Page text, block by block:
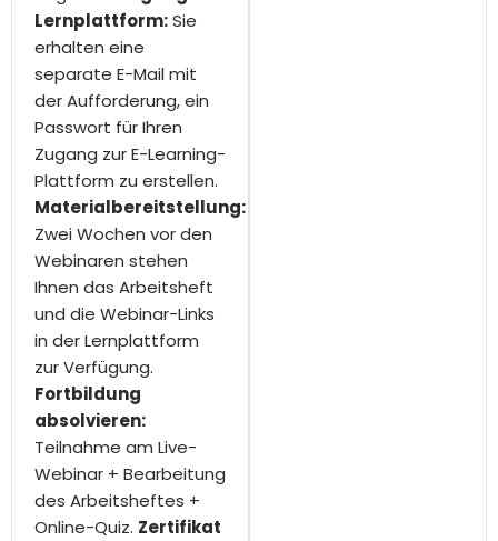
Lernplattform:Sie
erhalten eine
separate E-Mail mit
der Aufforderung, ein
Passwort für Ihren
Zugang zur E-Learning-
Plattform zu erstellen.
Materialbereitstellung:
Zwei Wochen vor den
Webinaren stehen
Ihnen das Arbeitsheft
und die Webinar-Links
in der Lernplattform
zur Verfügung.
Fortbildung
absolvieren:
Teilnahme am Live-
Webinar + Bearbeitung
des Arbeitsheftes +
Online-Quiz. Zertifikat